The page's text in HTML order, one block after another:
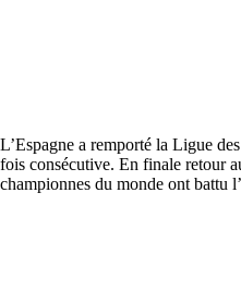
L’Espagne a remporté la Ligue
fois consécutive. En finale retour
championnes du monde ont battu